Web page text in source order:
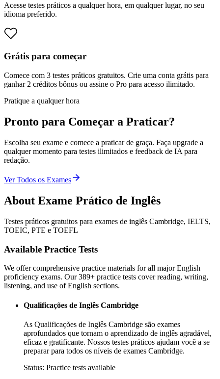
Acesse testes práticos a qualquer hora, em qualquer lugar, no seu
idioma preferido.
Grátis para começar
Comece com 3 testes práticos gratuitos. Crie uma conta grátis para
ganhar 2 créditos bônus ou assine o Pro para acesso ilimitado.
Pratique a qualquer hora
Pronto para Começar a Praticar?
Escolha seu exame e comece a praticar de graça. Faça upgrade a
qualquer momento para testes ilimitados e feedback de IA para
redação.
Ver Todos os Exames
About Exame Prático de Inglês
Testes práticos gratuitos para exames de inglês Cambridge, IELTS,
TOEIC, PTE e TOEFL
Available Practice Tests
We offer comprehensive practice materials for all major English
proficiency exams. Our389+ practice tests cover reading, writing,
listening, and use of English sections.
Qualificações de Inglês Cambridge
As Qualificações de Inglês Cambridge são exames
aprofundados que tornam o aprendizado de inglês agradável,
eficaz e gratificante. Nossos testes práticos ajudam você a se
preparar para todos os níveis de exames Cambridge.
Status: Practice tests available